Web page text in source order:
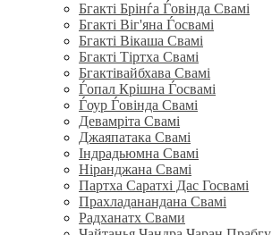
Бгакті Брінѓа Ѓовінда Свамі
Бгакті Віг'яна Ѓосвамі
Бгакті Вікаша Свамі
Бгакті Тіртха Свамі
Бгактівайбхава Свамі
Ѓопал Крішна Ѓосвамі
Ѓоур Ѓовінда Свамі
Девамріта Свамі
Джаяпатака Свамі
Індрадьюмна Свамі
Ніранджана Свамі
Партха Саратхі Дас Госвамі
Прахладанандана Свамі
Радханатх Свами